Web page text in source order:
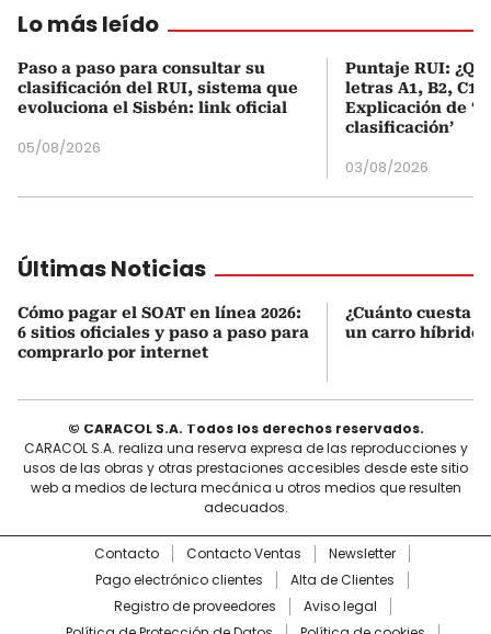
Lo más leído
Paso a paso para consultar su
clasificación del RUI, sistema que
evoluciona el Sisbén: link oficial
05/08/2026
Puntaje RUI:
letras A1, B2, C1
Explicación de
clasificación’
03/08/2026
Últimas Noticias
Cómo pagar el SOAT en línea 2026:
6 sitios oficiales y paso a paso para
comprarlo por internet
¿Cuánto cuesta
un carro híbrido
© CARACOL S.A. Todos los derechos reservados.
CARACOL S.A. realiza una reserva expresa de las reproducciones y
usos de las obras y otras prestaciones accesibles desde este sitio
web a medios de lectura mecánica u otros medios que resulten
adecuados.
Contacto Contacto Ventas
Newsletter
Pago electrónico clientes
Alta de Clientes
Registro de proveedores
Aviso legal